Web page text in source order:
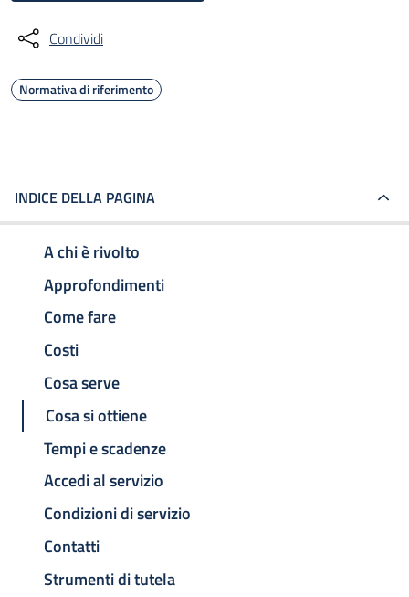
Condividi
Normativa di riferimento
INDICE DELLA PAGINA
A chi è rivolto
Approfondimenti
Come fare
Costi
Cosa serve
Cosa si ottiene
Tempi e scadenze
Accedi al servizio
Condizioni di servizio
Contatti
Strumenti di tutela